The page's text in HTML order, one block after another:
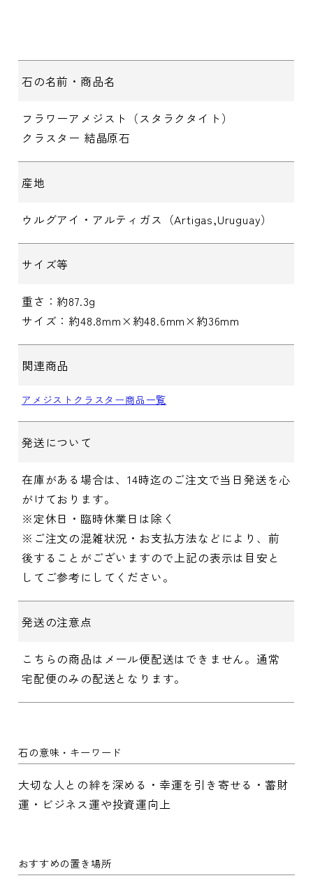
石の名前・商品名
フラワーアメジスト（スタラクタイト）
クラスター 結晶原石
産地
ウルグアイ・アルティガス（Artigas,Uruguay）
サイズ等
重さ：約87.3g
サイズ：約48.8mm×約48.6mm×約36mm
関連商品
アメジストクラスター商品一覧
発送について
在庫がある場合は、14時迄のご注文で当日発送を心
がけております。
※定休日・臨時休業日は除く
※ご注文の混雑状況・お支払方法などにより、前
後することがございますので上記の表示は目安と
してご参考にしてください。
発送の注意点
こちらの商品はメール便配送はできません。通常
宅配便のみの配送となります。
石の意味・キーワード
大切な人との絆を深める・幸運を引き寄せる・蓄財
運・ビジネス運や投資運向上
おすすめの置き場所